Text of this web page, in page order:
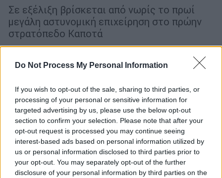
Do Not Process My Personal Information
If you wish to opt-out of the sale, sharing to third parties, or
processing of your personal or sensitive information for
targeted advertising by us, please use the below opt-out
section to confirm your selection. Please note that after your
opt-out request is processed you may continue seeing
interest-based ads based on personal information utilized by
us or personal information disclosed to third parties prior to
your opt-out. You may separately opt-out of the further
disclosure of your personal information by third parties on the
Σε εξέλιξη βρίσκεται από νωρίς το πρωί
μεγάλη αστυνομική επιχείρηση στο πρώην
στρατόπεδο Καποτά